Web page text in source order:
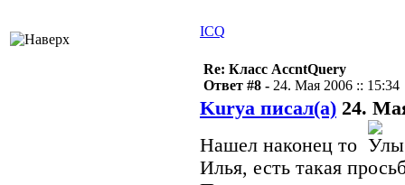
ICQ
Re: Класс AccntQuery
Ответ #8 - 24. Мая 2006 :: 15:34
Kurya писал(а) 24.
Нашел наконец то
Илья, есть такая